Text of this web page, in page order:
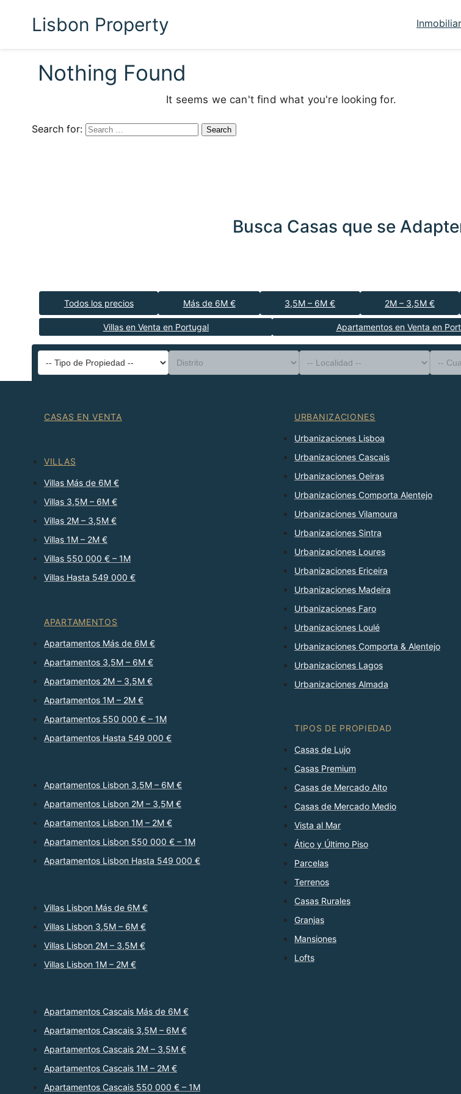
Lisbon Property
Nothing Found
It seems we can't find what you're looking for.
Search for:
Busca Casas que se
Todos los precios Más de 6M € 3,5M – 6M € 2M – 3,5M €
Villas en Venta en Portugal Apartamentos en Venta en
-- Tipo
Distrito
--
--
--
Ordenar
CASAS EN VENTA
VILLAS
Villas Más de 6M €
Villas 3,5M – 6M €
Villas 2M – 3,5M €
Villas 1M – 2M €
Villas 550 000 € – 1M
Villas Hasta 549 000 €
APARTAMENTOS
Apartamentos Más de 6M €
Apartamentos 3,5M – 6M €
Apartamentos 2M – 3,5M €
Apartamentos 1M – 2M €
Apartamentos 550 000 € – 1M
Apartamentos Hasta 549 000 €
Apartamentos Lisbon 3,5M – 6M €
Apartamentos Lisbon 2M – 3,5M €
Apartamentos Lisbon 1M – 2M €
Apartamentos Lisbon 550 000 € – 1M
Apartamentos Lisbon Hasta 549 000 €
Villas Lisbon Más de 6M €
Villas Lisbon 3,5M – 6M €
Villas Lisbon 2M – 3,5M €
Villas Lisbon 1M – 2M €
Apartamentos Cascais Más de 6M €
Apartamentos Cascais 3,5M – 6M €
Apartamentos Cascais 2M – 3,5M €
Apartamentos Cascais 1M – 2M €
Apartamentos Cascais 550 000 € – 1M
URBANIZACIONES
Urbanizaciones Lisboa
Urbanizaciones Cascais
Urbanizaciones Oeiras
Urbanizaciones Comporta Alentejo
Urbanizaciones Vilamoura
Urbanizaciones Sintra
Urbanizaciones Loures
Urbanizaciones Ericeira
Urbanizaciones Madeira
Urbanizaciones Faro
Urbanizaciones Loulé
Urbanizaciones Comporta & Alentejo
Urbanizaciones Lagos
Urbanizaciones Almada
TIPOS DE PROPIEDAD
Casas de Lujo
Casas Premium
Casas de Mercado Alto
Casas de Mercado Medio
Vista al Mar
Ático y Último Piso
Parcelas
Terrenos
Casas Rurales
Granjas
Mansiones
Lofts